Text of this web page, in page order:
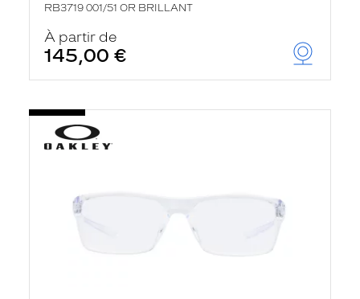
RB3719 001/51 OR BRILLANT
À partir de
145,00 €